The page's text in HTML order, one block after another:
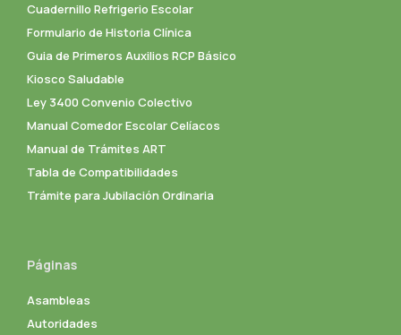
Cuadernillo Refrigerio Escolar
Formulario de Historia Clínica
Guia de Primeros Auxilios RCP Básico
Kiosco Saludable
Ley 3400 Convenio Colectivo
Manual Comedor Escolar Celíacos
Manual de Trámites ART
Tabla de Compatibilidades
Trámite para Jubilación Ordinaria
Páginas
Asambleas
Autoridades